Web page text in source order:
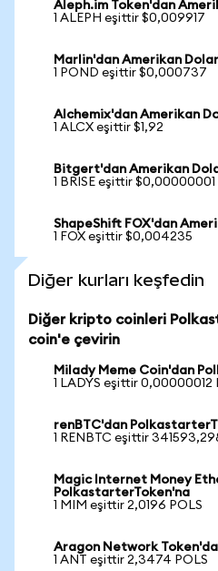
Aleph.im Token'dan
1 ALEPH eşittir $0,009917
Marlin'dan Amerikan
1 POND eşittir $0,000737
Alchemix'dan Amerikan
1 ALCX eşittir $1,92
Bitgert'dan Amerikan
1 BRISE eşittir $0,00000001
ShapeShift FOX'dan
1 FOX eşittir $0,004235
Diğer kurları keşfedin
Diğer kripto coinleri
coin'e çevirin
Milady Meme Coin'dan
1 LADYS eşittir 0,00000012
renBTC'dan
1 RENBTC eşittir
Magic Internet Money
PolkastarterToken'na
1 MIM eşittir 2,0196 POLS
Aragon Network
1 ANT eşittir 2,3474 POLS